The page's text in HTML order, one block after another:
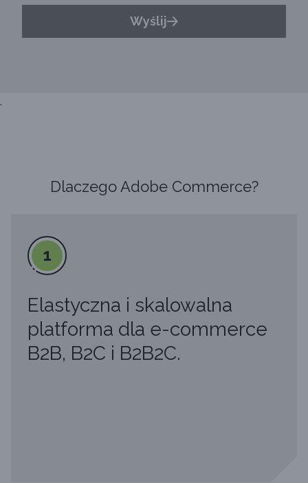
Wyślij
,
Dlaczego Adobe Commerce?
1
Elastyczna i skalowalna
platforma dla e-commerce
B2B, B2C i B2B2C.